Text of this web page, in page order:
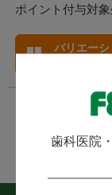
歯科医院
ポイント付与対
バリエー